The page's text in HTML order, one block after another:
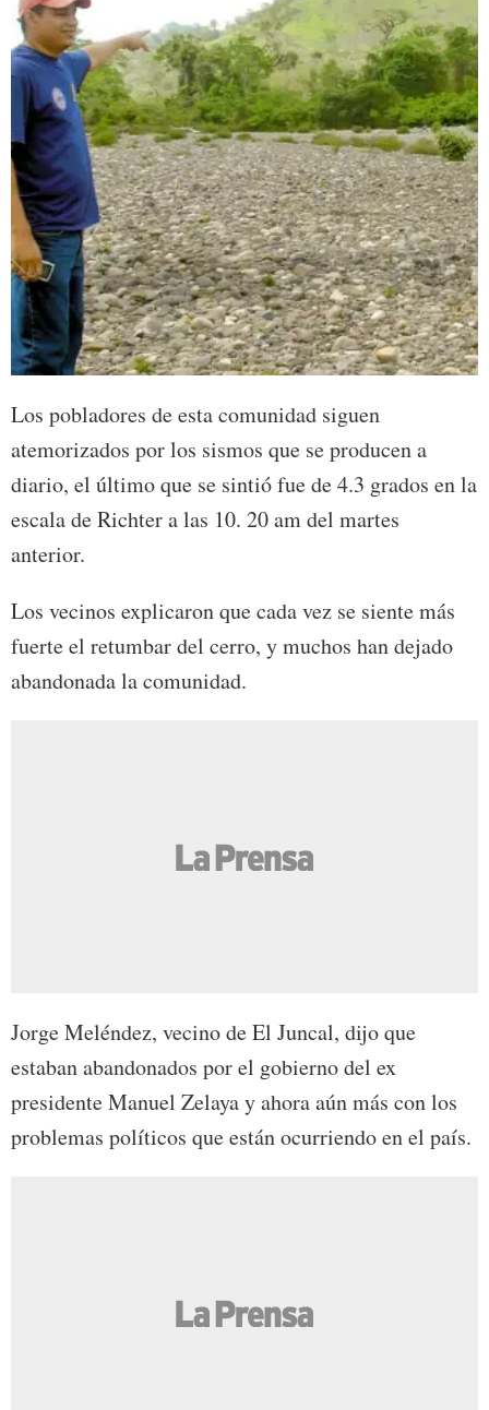
Los pobladores de esta comunidad siguen
atemorizados por los sismos que se producen a
diario, el último que se sintió fue de 4.3 grados en la
escala de Richter a las 10. 20 am del martes
anterior.
Los vecinos explicaron que cada vez se siente más
fuerte el retumbar del cerro, y muchos han dejado
abandonada la comunidad.
Jorge Meléndez, vecino de El Juncal, dijo que
estaban abandonados por el gobierno del ex
presidente Manuel Zelaya y ahora aún más con los
problemas políticos que están ocurriendo en el país.